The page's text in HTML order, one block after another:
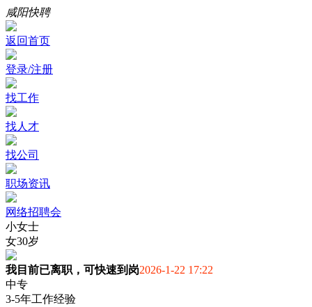
咸阳快聘
返回首页
登录/注册
找工作
找人才
找公司
职场资讯
网络招聘会
小女士
女30岁
我目前已离职，可快速到岗2026-1-22 17:22
中专
3-5年工作经验